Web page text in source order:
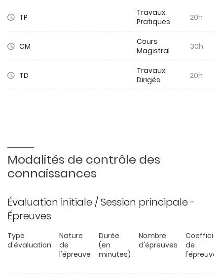
TP
Travaux
Pratiques
20h
CM
Cours
Magistral
30h
TD
Travaux
Dirigés
20h
Modalités de contrôle des
connaissances
Évaluation initiale / Session principale -
Épreuves
Type
d'évaluation
Nature
de
l'épreuve
Durée
(en
minutes)
Nombre
d'épreuves
de
l'épreuve